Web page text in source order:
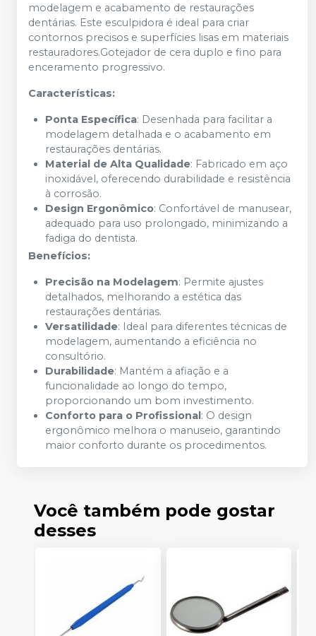
modelagem e acabamento de restaurações
dentárias. Este esculpidora é ideal para criar
contornos precisos e superfícies lisas em materiais
restauradores.Gotejador de cera duplo e fino para
enceramento progressivo.
Características:
Ponta Específica: Desenhada para facilitar a
modelagem detalhada e o acabamento em
restaurações dentárias.
Material de Alta Qualidade: Fabricado em aço
inoxidável, oferecendo durabilidade e resistência
à corrosão.
Design Ergonômico: Confortável de manusear,
adequado para uso prolongado, minimizando a
fadiga do dentista.
Benefícios:
Precisão na Modelagem: Permite ajustes
detalhados, melhorando a estética das
restaurações dentárias.
Versatilidade: Ideal para diferentes técnicas de
modelagem, aumentando a eficiência no
consultório.
Durabilidade: Mantém a afiação e a
funcionalidade ao longo do tempo,
proporcionando um bom investimento.
Conforto para o Profissional: O design
ergonômico melhora o manuseio, garantindo
maior conforto durante os procedimentos.
Você também pode gostar
desses